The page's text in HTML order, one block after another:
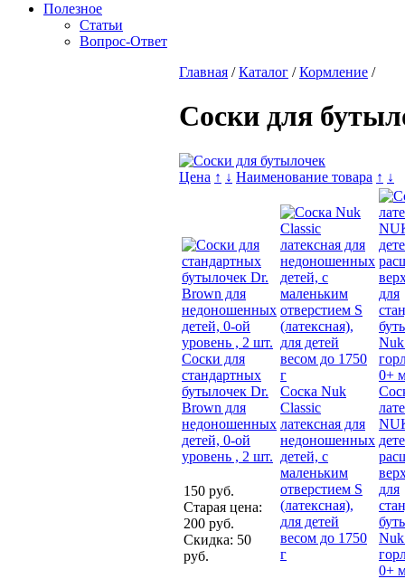
Полезное
Статьи
Вопрос-Ответ
Главная /Каталог /Кормление /
Соски для
Цена ↑ ↓ Наименование товара ↑ ↓
Соски для
стандартных
бутылочек Dr.
Brown для
недоношенных
детей, 0-ой
уровень , 2 шт.
150 руб.
Старая цена:
200 руб.
Скидка: 50
руб.
Соска Nuk
Classic
латексная для
недоношенных
детей, с
маленьким
отверстием S
(латексная),
для детей
весом до 1750
г
для
0+